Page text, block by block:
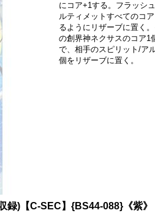
にコア+1する。フラッシ
ルティメットすべてのコ
るようにリザーブに置く
の創界神ネクサスのコア1
で、相手のスピリット/ア
個をリザーブに置く。
録)【C-SEC】{BS44-088}《紫》